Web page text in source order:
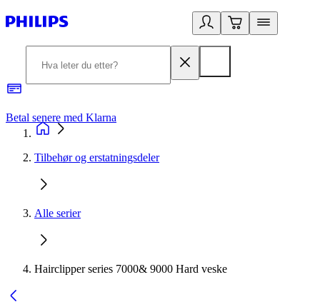
Betal senere med Klarna
Tilbehør og erstatningsdeler
Alle serier
Hairclipper series 7000& 9000 Hard veske